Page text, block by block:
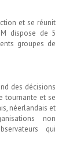
et se réunit
dispose de 5
groupes de
des décisions
tournante et se
néerlandais et
non
qui